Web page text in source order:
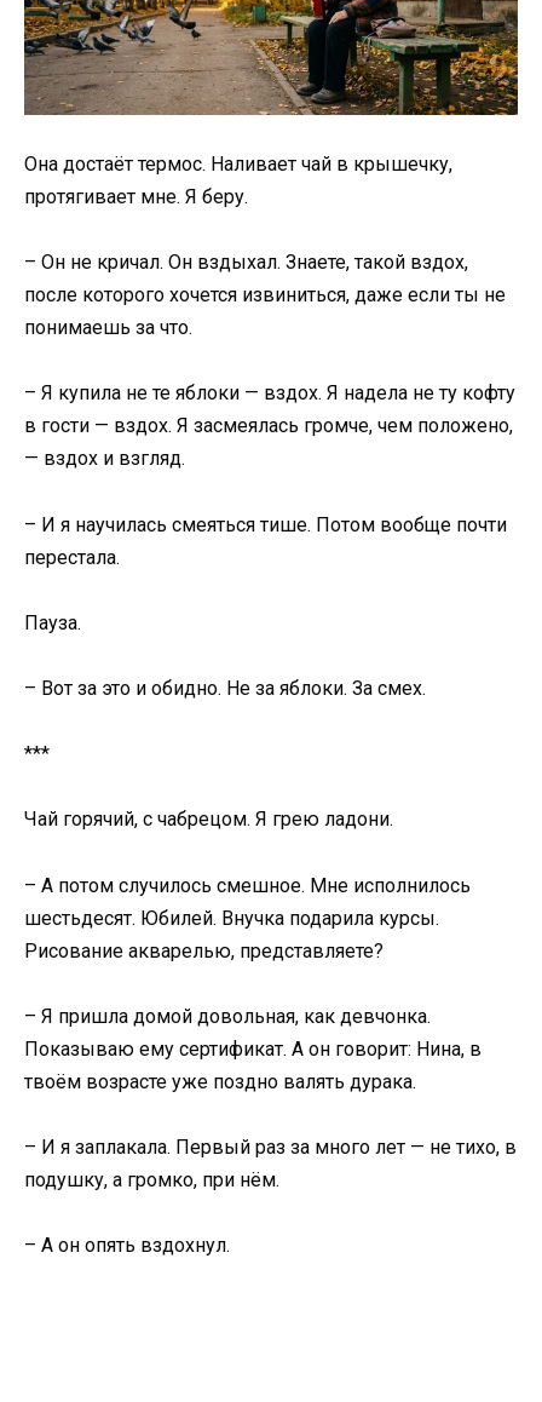
Она достаёт термос. Наливает чай в крышечку,
протягивает мне. Я беру.
– Он не кричал. Он вздыхал. Знаете, такой вздох,
после которого хочется извиниться, даже если ты не
понимаешь за что.
– Я купила не те яблоки — вздох. Я надела не ту кофту
в гости — вздох. Я засмеялась громче, чем положено,
— вздох и взгляд.
– И я научилась смеяться тише. Потом вообще почти
перестала.
Пауза.
– Вот за это и обидно. Не за яблоки. За смех.
***
Чай горячий, с чабрецом. Я грею ладони.
– А потом случилось смешное. Мне исполнилось
шестьдесят. Юбилей. Внучка подарила курсы.
Рисование акварелью, представляете?
– Я пришла домой довольная, как девчонка.
Показываю ему сертификат. А он говорит: Нина, в
твоём возрасте уже поздно валять дурака.
– И я заплакала. Первый раз за много лет — не тихо, в
подушку, а громко, при нём.
– А он опять вздохнул.